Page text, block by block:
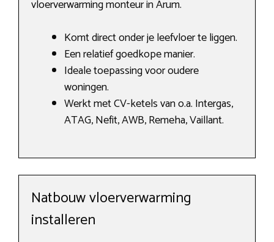
vloerverwarming monteur in Arum.
Komt direct onder je leefvloer te liggen.
Een relatief goedkope manier.
Ideale toepassing voor oudere
woningen.
Werkt met CV-ketels van o.a. Intergas,
ATAG, Nefit, AWB, Remeha, Vaillant.
Natbouw vloerverwarming
installeren